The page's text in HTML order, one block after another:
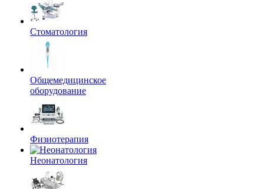
Стоматология
Общемедицинское
оборудование
Физиотерапия
Неонатология